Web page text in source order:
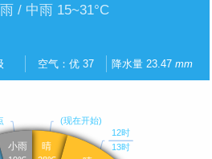
/ 中雨 15~31°C
空气：优 37 降水量 23.47mm